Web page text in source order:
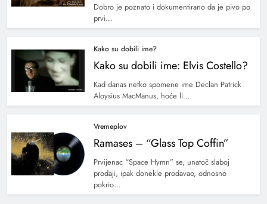
Dobro je poznato i dokumentirano da je pivo po
prvi…
Kako su dobili ime?
Kako su dobili ime: Elvis Costello?
Kad danas netko spomene ime Declan Patrick
Aloysius MacManus, hoće li…
Vremeplov
Ramases – “Glass Top Coffin”
Prvijenac “Space Hymn” se, unatoč slaboj
prodaji, ipak donekle prodavao, odnosno
pokrio…